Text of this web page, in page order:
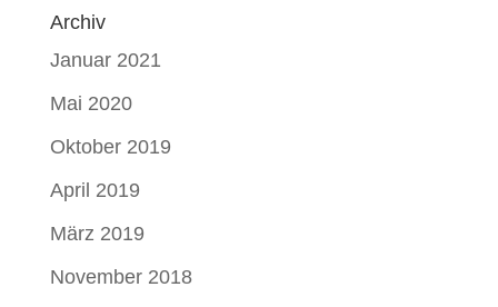
Archiv
Januar 2021
Mai 2020
Oktober 2019
April 2019
März 2019
November 2018